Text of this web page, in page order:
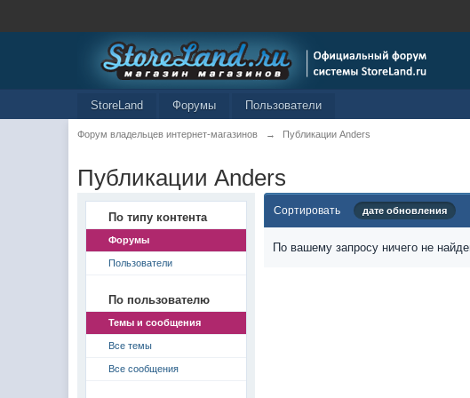
StoreLand Форумы Пользователи
Форум владельцев интернет-магазинов → Публикации Anders
Публикации Anders
По типу контента
Форумы
Пользователи
По пользователю
Темы и сообщения
Все темы
Все сообщения
Сортировать дате обновления
По вашему запросу ничего не